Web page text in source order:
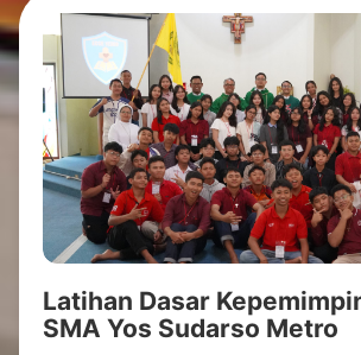
Latihan Dasar
SMA Yos Sudarso Metro